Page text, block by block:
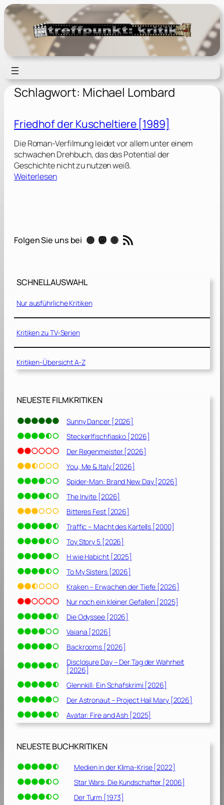
Zum
Inhalt
springen
Schlagwort: Michael Lombard
Friedhof der Kuscheltiere [1989]
Die Roman-Verfilmung leidet vor allem unter einem
schwachen Drehbuch, das das Potential der
Geschichte nicht zu nutzen weiß.
Weiterlesen:
h
e
K
u
s
e
l
i
r
[
1
9
9
]
Folgen Sie uns bei Instagram Mastodon Threads RSS-Feed
SCHNELLAUSWAHL
Nur ausführliche Kritiken
Kritiken zu TV-Serien
Kritiken-Übersicht A-Z
NEUESTE FILMKRITIKEN
Sunny Dancer [2026]
Steckerlfischfiasko [2026]
Der Regenmeister [2026]
You, Me & Italy [2026]
Spider-Man: Brand New Day [2026]
The Invite [2026]
Bitteres Fest [2026]
Traffic – Macht des Kartells [2000]
Toy Story 5 [2026]
H wie Habicht [2025]
To My Sisters [2026]
Kraken – Erwachen der Tiefe [2026]
Nur noch ein kleiner Gefallen [2025]
Die Odyssee [2026]
Vaiana [2026]
Backrooms [2026]
Disclosure Day – Der Tag der Wahrheit
[2026]
Glennkill: Ein Schafskrimi [2026]
Der Astronaut – Project Hail Mary [2026]
Avatar: Fire and Ash [2025]
NEUESTE BUCHKRITIKEN
Medien in der Klima-Krise [2022]
Star Wars: Die Kundschafter [2006]
Der Turm [1973]